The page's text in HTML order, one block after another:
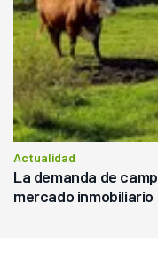
Actualidad
La demanda de
mercado